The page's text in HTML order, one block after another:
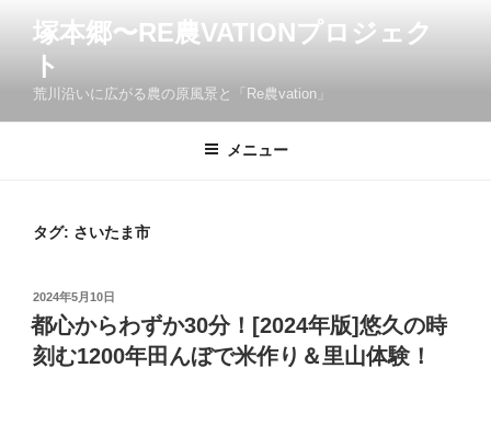
塚本郷〜RE農VATIONプロジェク
ト
荒川沿いに広がる農の原風景と「Re農vation」
メニュー
タグ: さいたま市
投
稿
日:
2024年5月10日
都心からわずか30分！[2024年版]悠久の時
刻む1200年田んぼで米作り＆里山体験！